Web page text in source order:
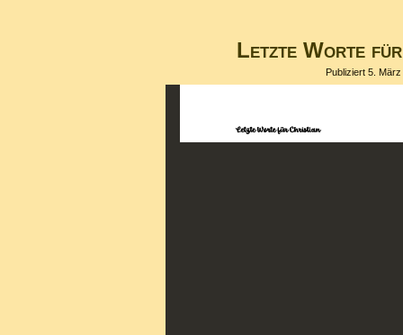
Letzte Worte
Publiziert 5. März